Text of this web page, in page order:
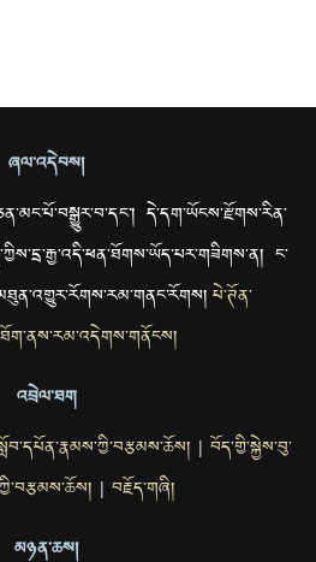
ཞལ་འདེབས།
དེ་དག་ཡོངས་རྫོགས་རིན་
ང་
པེ་ཊོན་
འབྲེལ་ཐག
| བོད་གྱི་སྐྱེས་བུ་
| བརྗོད་གཞི།
མཉན་ཆས།